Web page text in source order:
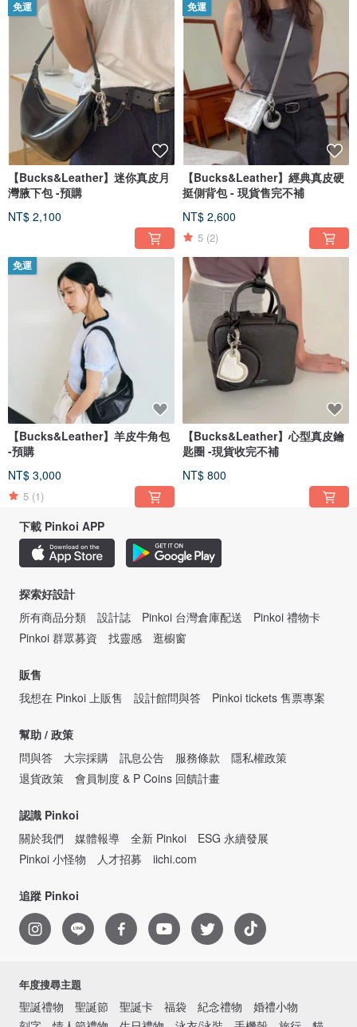
免運
【Bucks&Leather】迷你真皮月
灣腋下包 -預購
NT$ 2,100
免運
【Bucks&Leather】經典真皮硬
挺側背包 - 現貨售完不補
NT$ 2,600
5 (2)
免運
【Bucks&Leather】羊皮牛角包
-預購
NT$ 3,000
5 (1)
【Bucks&Leather】心型真皮鑰
匙圈 -現貨收完不補
NT$ 800
下載 Pinkoi APP
探索好設計
所有商品分類
設計誌 Pinkoi 台灣倉庫配送
Pinkoi 禮物卡
Pinkoi 群眾募資
找靈感 逛櫥窗
販售
我想在 Pinkoi 上販售
設計館問與答 Pinkoi tickets 售票專案
幫助 / 政策
問與答
大宗採購 訊息公告 服務條款
隱私權政策
退貨政策
會員制度 & P Coins 回饋計畫
認識 Pinkoi
關於我們
媒體報導 全新 Pinkoi
ESG 永續發展
Pinkoi 小怪物
人才招募 iichi.com
追蹤 Pinkoi
年度搜尋主題
聖誕禮物 聖誕節 聖誕卡 福袋 紀念禮物
婚禮小物